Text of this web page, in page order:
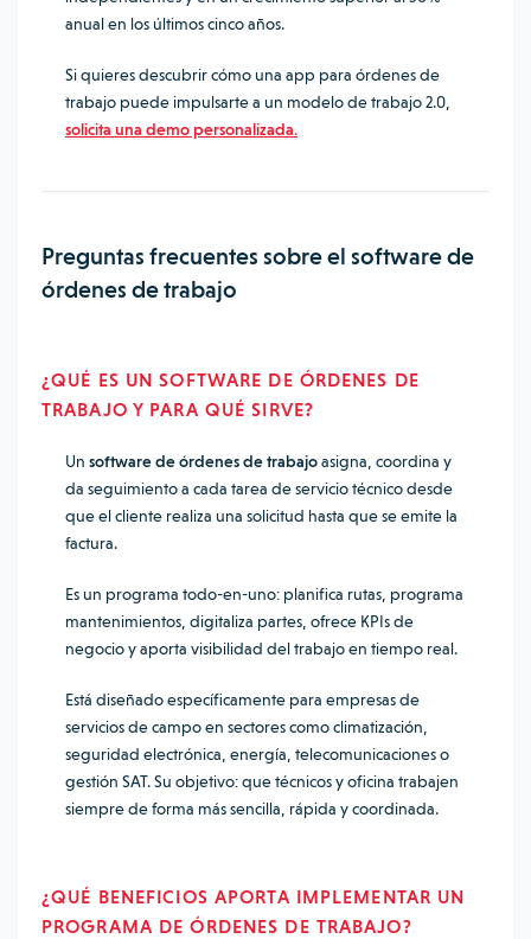
anual en los últimos cinco años.
Si quieres descubrir cómo una app para órdenes de
trabajo puede impulsarte a un modelo de trabajo 2.0,
solicita una demo personalizada.
Preguntas frecuentes sobre el software de
órdenes de trabajo
¿QUÉ ES UN SOFTWARE DE ÓRDENES DE
TRABAJO Y PARA QUÉ SIRVE?
Un software de órdenes de trabajoasigna, coordina y
da seguimiento a cada tarea de servicio técnico desde
que el cliente realiza una solicitud hasta que se emite la
factura.
Es un programa todo-en-uno: planifica rutas, programa
mantenimientos, digitaliza partes, ofrece KPIs de
negocio y aporta visibilidad del trabajo en tiempo real.
Está diseñado específicamente para empresas de
servicios de campo en sectores como climatización,
seguridad electrónica, energía, telecomunicaciones o
gestión SAT. Su objetivo: que técnicos y oficina trabajen
siempre de forma más sencilla, rápida y coordinada.
¿QUÉ BENEFICIOS APORTA IMPLEMENTAR UN
PROGRAMA DE ÓRDENES DE TRABAJO?